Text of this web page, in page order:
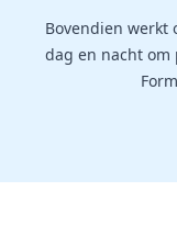
Bovendien werkt
dag en nacht om